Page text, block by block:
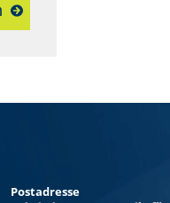
Postadresse